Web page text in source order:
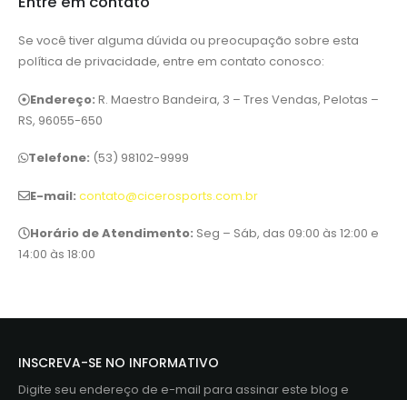
Se você tiver alguma dúvida ou preocupação sobre esta
política de privacidade, entre em contato conosco:
Endereço: R. Maestro Bandeira, 3 – Tres Vendas, Pelotas –
RS, 96055-650
Telefone: (53) 98102-9999
E-mail: contato@cicerosports.com.br
Horário de Atendimento: Seg – Sáb, das 09:00 às 12:00 e
14:00 às 18:00
INSCREVA-SE NO INFORMATIVO
Digite seu endereço de e-mail para assinar este blog e